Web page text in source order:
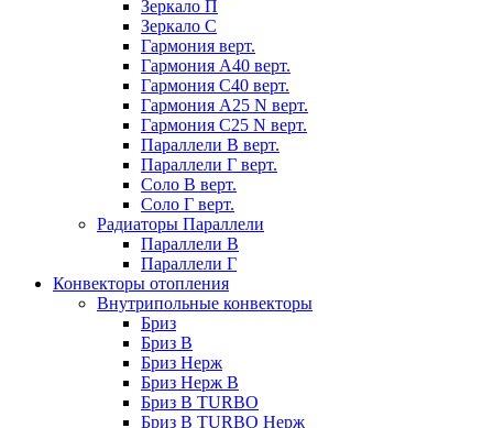
Зеркало П
Зеркало С
Гармония верт.
Гармония А40 верт.
Гармония С40 верт.
Гармония А25 N верт.
Гармония С25 N верт.
Параллели В верт.
Параллели Г верт.
Соло В верт.
Соло Г верт.
Радиаторы Параллели
Параллели В
Параллели Г
Конвекторы отопления
Внутрипольные конвекторы
Бриз
Бриз В
Бриз Нерж
Бриз Нерж В
Бриз В TURBO
Бриз В TURBO Нерж